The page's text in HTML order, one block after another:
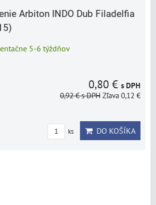
Arbiton INDO Dub Filadelfia
5-6 týždňov
0,80 € s DPH
0,92 €s DPH Zľava 0,12 €
ks DO KOŠÍKA